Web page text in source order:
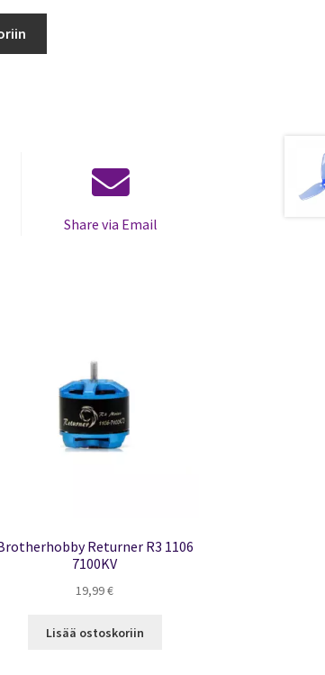
Share via Email
Returner R3 1106
7100KV
19,99€
Lisää ostoskoriin